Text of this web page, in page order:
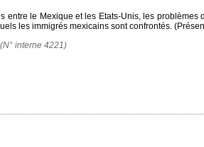
entre le Mexique et les Etats-Unis, les problèmes
les immigrés mexicains sont confrontés.
(N° interne 4221)